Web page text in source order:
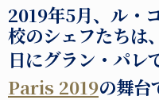
2019年5月、ル・
校のシェフたちは
日にグラン・パレ
Paris 2019の舞台